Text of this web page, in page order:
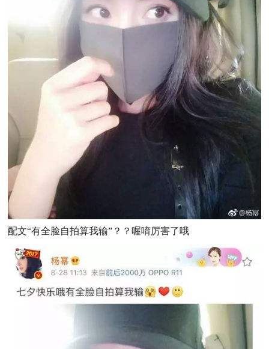
配文“有全脸自拍算我输”？？喔唷厉害了哦